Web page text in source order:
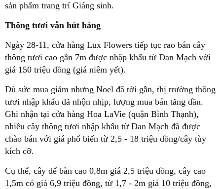
sản phẩm trang trí Giáng sinh.
Thông tươi vẫn hút hàng
Ngày 28-11, cửa hàng Lux Flowers tiếp tục rao bán cây
thông tươi cao gần 7m được nhập khẩu từ Đan Mạch với
giá 150 triệu đồng (giá niêm yết).
Dù sức mua giảm nhưng Noel đã tới gần, thị trường thông
tươi nhập khẩu đã nhộn nhịp, lượng mua bán tăng dần.
Ghi nhận tại cửa hàng Hoa LaVie (quận Bình Thạnh),
nhiều cây thông tươi nhập khẩu từ Đan Mạch đã được
chào bán với giá phổ biến từ 2,5 - 18 triệu đồng/cây tùy
kích cỡ.
Cụ thể, cây để bàn cao 0,8m giá 2,5 triệu đồng, cây cao
1,5m có giá 6,9 triệu đồng, từ 1,7 - 2m giá 10 triệu đồng,